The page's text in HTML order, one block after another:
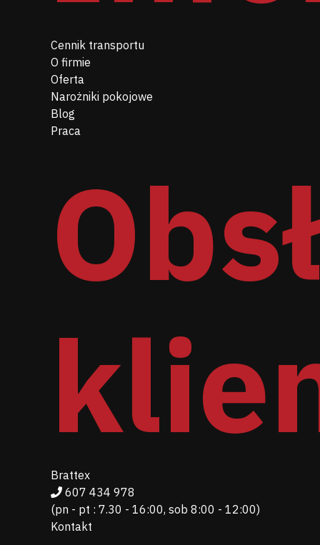
Cennik transportu
O firmie
Oferta
Narożniki pokojowe
Blog
Praca
Brattex
607 434 978
(pn - pt : 7.30 - 16:00, sob 8:00 - 12:00)
Kontakt